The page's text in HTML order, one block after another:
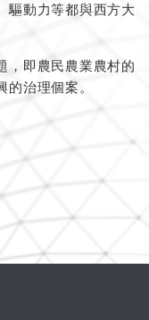
驅動力等都與西方大
，即農民農業農村的
治理個案。